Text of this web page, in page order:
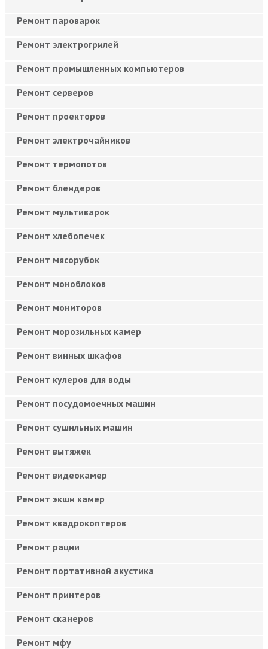
Ремонт пароварок
Ремонт электрогрилей
Ремонт промышленных компьютеров
Ремонт серверов
Ремонт проекторов
Ремонт электрочайников
Ремонт термопотов
Ремонт блендеров
Ремонт мультиварок
Ремонт хлебопечек
Ремонт мясорубок
Ремонт моноблоков
Ремонт мониторов
Ремонт морозильных камер
Ремонт винных шкафов
Ремонт кулеров для воды
Ремонт посудомоечных машин
Ремонт сушильных машин
Ремонт вытяжек
Ремонт видеокамер
Ремонт экшн камер
Ремонт квадрокоптеров
Ремонт рации
Ремонт портативной акустика
Ремонт принтеров
Ремонт сканеров
Ремонт мфу